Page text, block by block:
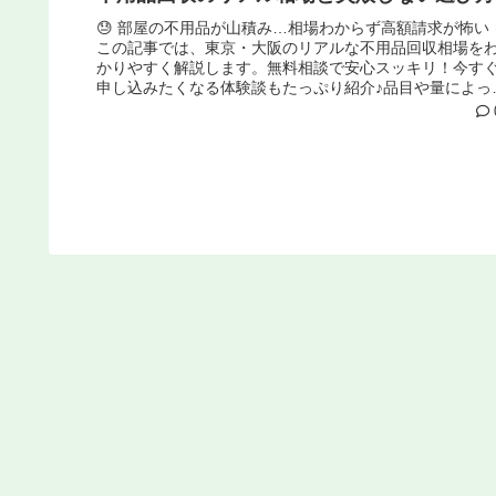
😓 部屋の不用品が山積み…相場わからず高額請求が怖い
この記事では、東京・大阪のリアルな不用品回収相場を
かりやすく解説します。無料相談で安心スッキリ！今す
申し込みたくなる体験談もたっぷり紹介♪品目や量によっ